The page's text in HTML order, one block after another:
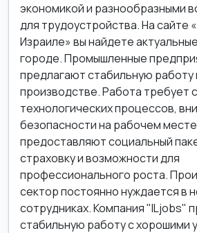
экономикой и разнообразными
для трудоустройства. На сайте
Израиле» вы найдете
городе. Промышленные
предлагают стабильную работу
производстве. Работа требует
технологических процессов,
безопасности на рабочем
предоставляют социальный
страховку и возможности для
профессионального роста.
сектор постоянно нуждается в
сотрудниках. Компания "ILjobs"
стабильную работу с хорошими